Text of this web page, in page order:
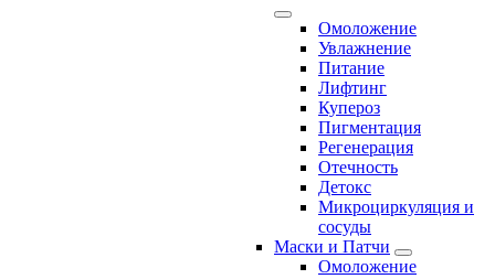
Омоложение
Увлажнение
Питание
Лифтинг
Купероз
Пигментация
Регенерация
Отечность
Детокс
Микроциркуляция и
сосуды
Маски и Патчи
Омоложение